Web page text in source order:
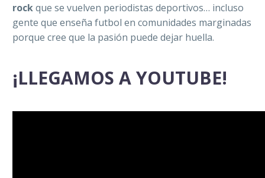
rockque se vuelven periodistas deportivos… incluso
gente que enseña futbol en comunidades marginadas
porque cree que la pasión puede dejar huella.
¡LLEGAMOS A YOUTUBE!